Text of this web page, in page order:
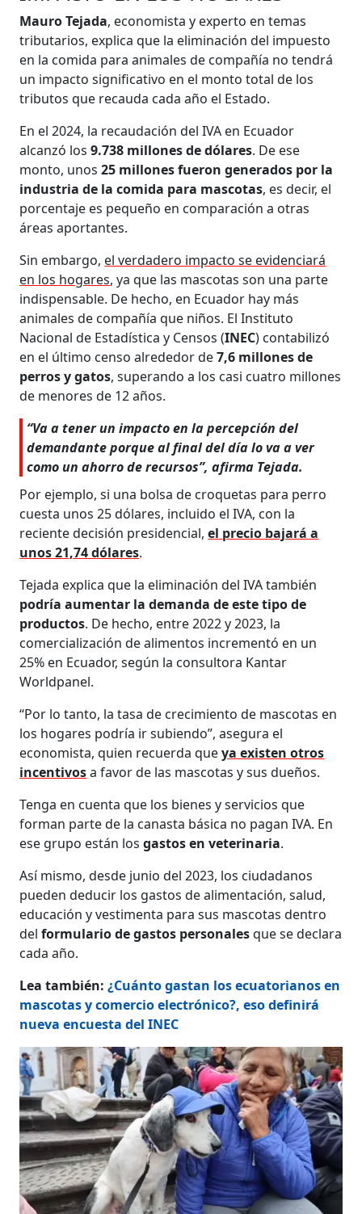
Mauro Tejada, economista y experto en temas
tributarios, explica que la eliminación del impuesto
en la comida para animales de compañía no tendrá
un impacto significativo en el monto total de los
tributos que recauda cada año el Estado.
En el 2024, la recaudación del IVA en Ecuador
alcanzó los9.738 millones de dólares. De ese
monto, unos 25 millones fueron generados por la
industria de la comida para mascotas, es decir, el
porcentaje es pequeño en comparación a otras
áreas aportantes.
Sin embargo, el verdadero impacto se evidenciará
en los hogares, ya que las mascotas son una parte
indispensable. De hecho, en Ecuador hay más
animales de compañía que niños. El Instituto
Nacional de Estadística y Censos (INEC) contabilizó
en el último censo alrededor de7,6 millones de
perros y gatos, superando a los casi cuatro millones
de menores de 12 años.
“Va a tener un impacto en la percepción del
demandante porque al final del día lo va a ver
como un ahorro de recursos”, afirma Tejada.
Por ejemplo, si una bolsa de croquetas para perro
cuesta unos 25 dólares, incluido el IVA, con la
reciente decisión presidencial,el precio bajará a
unos 21,74 dólares.
Tejada explica que la eliminación del IVA también
podría aumentar la demanda de este tipo de
productos. De hecho, entre 2022 y 2023, la
comercialización de alimentos incrementó en un
25% en Ecuador, según la consultora Kantar
Worldpanel.
“Por lo tanto, la tasa de crecimiento de mascotas en
los hogares podría ir subiendo”, asegura el
economista, quien recuerda queya existen otros
incentivosa favor de las mascotas y sus dueños.
Tenga en cuenta que los bienes y servicios que
forman parte de la canasta básica no pagan IVA. En
ese grupo están losgastos en veterinaria.
Así mismo, desde junio del 2023, los ciudadanos
pueden deducir los gastos de alimentación, salud,
educación y vestimenta para sus mascotas dentro
delformulario de gastos personalesque se declara
cada año.
Lea también:¿Cuánto gastan los ecuatorianos en
mascotas y comercio electrónico?, eso definirá
nueva encuesta del INEC